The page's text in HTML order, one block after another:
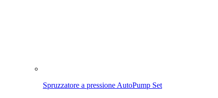
Spruzzatore a pressione AutoPump Set